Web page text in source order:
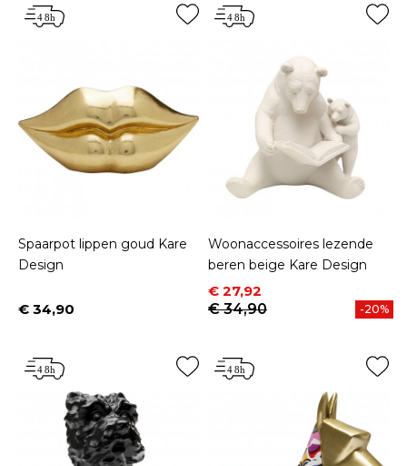
Spaarpot lippen goud Kare
Design
Prijs
€ 34,90
Woonaccessoires lezende
beren beige Kare Design
Prijs
€ 27,92
Normale prijs
€ 34,90
-20%